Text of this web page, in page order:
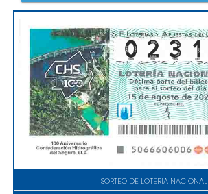
SORTEO DE LOTERIA NACIONAL